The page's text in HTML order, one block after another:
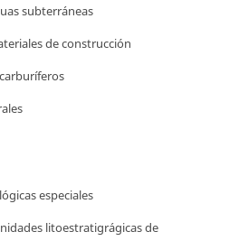
subterráneas
de construcción
especiales
litoestratigrágicas de